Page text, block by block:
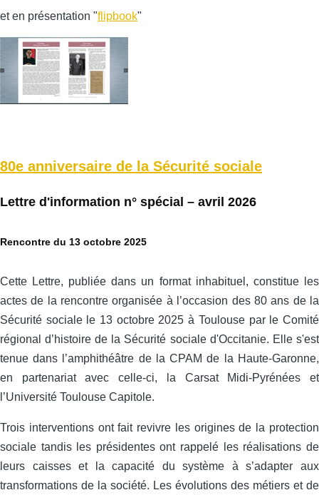
et en présentation "flipbook"
80e anniversaire de la Sécurité sociale
Lettre d'information n° spécial – avril 2026
Rencontre du 13 octobre 2025
Cette Lettre, publiée dans un format inhabituel, constitue les
actes de la rencontre organisée à l’occasion des 80 ans de la
Sécurité sociale le 13 octobre 2025 à Toulouse par le Comité
régional d’histoire de la Sécurité sociale d'Occitanie. Elle s'est
tenue dans l’amphithéâtre de la CPAM de la Haute-Garonne,
en partenariat avec celle‑ci, la Carsat Midi‑Pyrénées et
l’Université Toulouse Capitole.
Trois interventions ont fait revivre les origines de la protection
sociale tandis les présidentes ont rappelé les réalisations de
leurs caisses et la capacité du système à s’adapter aux
transformations de la société. Les évolutions des métiers et de